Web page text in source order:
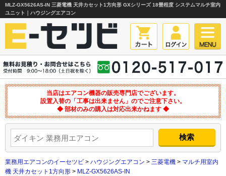
MLZ-GX5626AS-IN 三菱電機 天井カセット1方向形 GXシリーズ 18畳程度 システムマルチ室内
ユニット｜ハウジングエアコン
当店はエアコン機器の販売専門店でございます。
設置入替の「工事は出来ません」のでご注意下さい。
◆ 部材のみの購入は対応出来かねます ◆
業務用エアコンのイーセツビ > ハウジングエアコン > 三菱電機 > マルチ用室内
機 天井カセット1方向形 > MLZ-GX5626AS-IN